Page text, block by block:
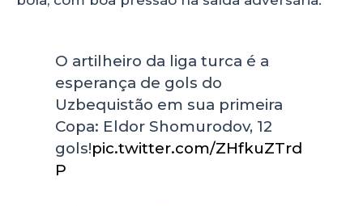
O artilheiro da liga turca é a
esperança de gols do
Uzbequistão em sua primeira
Copa: Eldor Shomurodov, 12
gols!pic.twitter.com/ZHfkuZTrd
P